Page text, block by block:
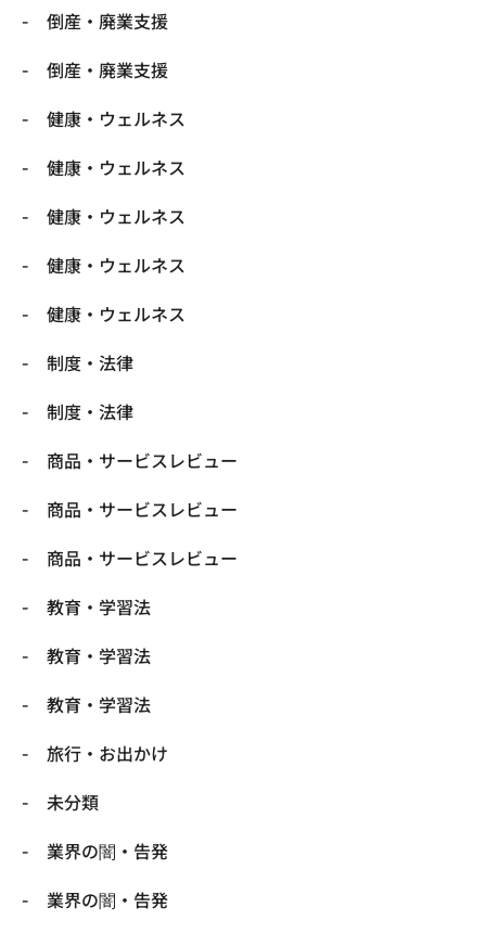
倒産・廃業支援
倒産・廃業支援
健康・ウェルネス
健康・ウェルネス
健康・ウェルネス
健康・ウェルネス
健康・ウェルネス
制度・法律
制度・法律
商品・サービスレビュー
商品・サービスレビュー
商品・サービスレビュー
教育・学習法
教育・学習法
教育・学習法
旅行・お出かけ
未分類
業界の闇・告発
業界の闇・告発